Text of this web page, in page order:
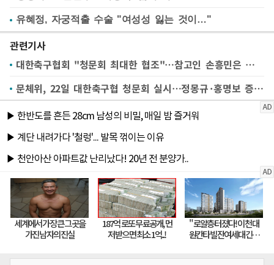
유혜정, 자궁적출 수술 "여성성 잃는 것이…"
관련기사
대한축구협회 "청문회 최대한 협조"…참고인 손흥민은 불투명
문체위, 22일 대한축구협 청문회 실시…정몽규·홍명보 증인 채택